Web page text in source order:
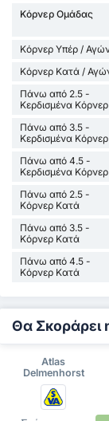
Κόρνερ Ομάδας
Κόρνερ Υπέρ /
Κόρνερ Κατά /
Πάνω από 2.5 -
Κερδισμένα Κόρνερ
Πάνω από 3.5 -
Κερδισμένα Κόρνερ
Πάνω από 4.5 -
Κερδισμένα Κόρνερ
Πάνω από 2.5 -
Κόρνερ Κατά
Πάνω από 3.5 -
Κόρνερ Κατά
Πάνω από 4.5 -
Κόρνερ Κατά
Θα Σκοράρει
Atlas
Delmenhorst